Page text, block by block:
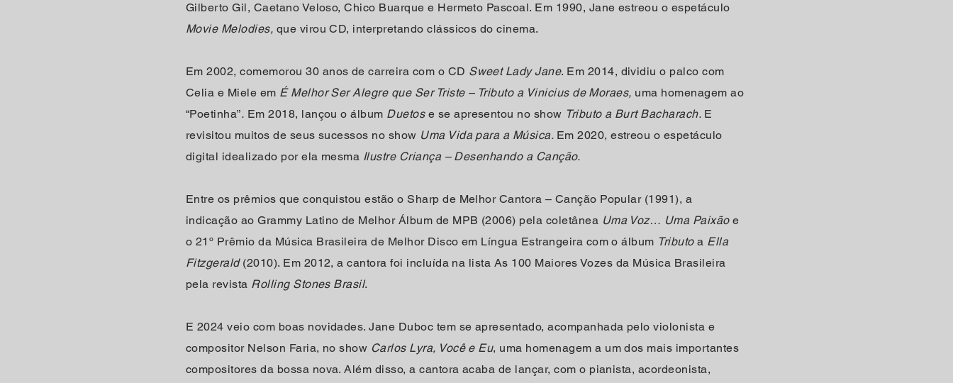
Gilberto Gil, Caetano Veloso, Chico Buarque e Hermeto Pascoal. Em 1990, Jane estreou o espetáculo
Movie Melodies, que virou CD, interpretando clássicos do cinema.
Em 2002, comemorou 30 anos de carreira com o CD Sweet Lady Jane. Em 2014, dividiu o palco com
Celia e Miele em É Melhor Ser Alegre que Ser Triste – Tributo a Vinicius de Moraes, uma homenagem ao
“Poetinha”. Em 2018, lançou o álbum Duetose se apresentou no show Tributo a Burt Bacharach. E
revisitou muitos de seus sucessos no show Uma Vida para a Música. Em 2020, estreou o espetáculo
digital idealizado por ela mesma Ilustre Criança – Desenhando a Canção.
Entre os prêmios que conquistou estão o Sharp de Melhor Cantora – Canção Popular (1991), a
indicação ao Grammy Latino de Melhor Álbum de MPB (2006) pela coletânea Uma Voz… Uma Paixãoe
o 21º Prêmio da Música Brasileira de Melhor Disco em Língua Estrangeira com o álbum Tributoa Ella
Fitzgerald(2010). Em 2012, a cantora foi incluída na lista As 100 Maiores Vozes da Música Brasileira
pela revista Rolling Stones Brasil.
E 2024 veio com boas novidades. Jane Duboc tem se apresentado, acompanhada pelo violonista e
compositor Nelson Faria, no show Carlos Lyra, Você e Eu, uma homenagem a um dos mais importantes
compositores da bossa nova. Além disso, a cantora acaba de lançar, com o pianista, acordeonista,